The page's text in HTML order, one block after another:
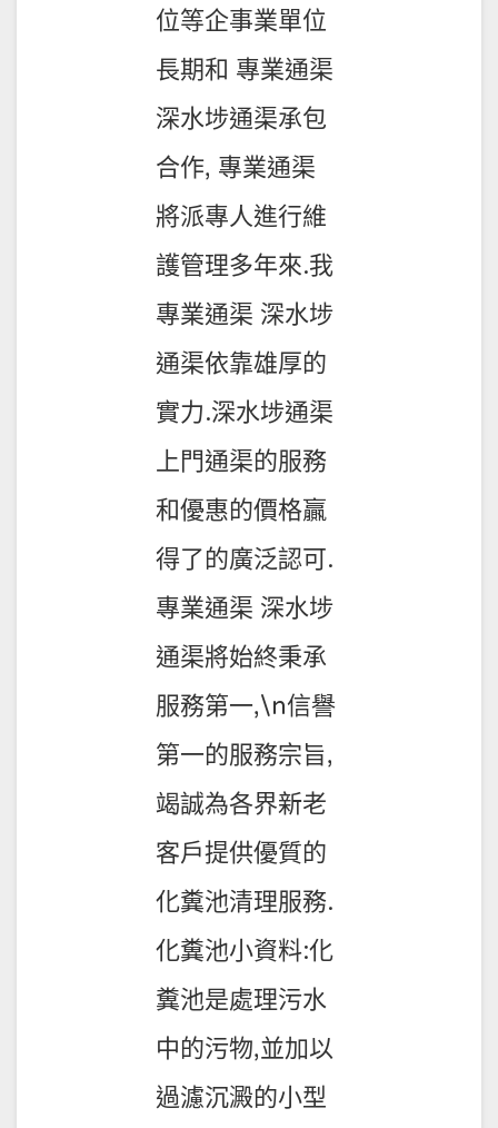
位等企事業單位
長期和 專業通渠
深水埗通渠承包
合作, 專業通渠
將派專人進行維
護管理多年來.我
專業通渠 深水埗
通渠依靠雄厚的
實力.深水埗通渠
上門通渠的服務
和優惠的價格贏
得了的廣泛認可.
專業通渠 深水埗
通渠將始終秉承
服務第一,\n信譽
第一的服務宗旨,
竭誠為各界新老
客戶提供優質的
化糞池清理服務.
化糞池小資料:化
糞池是處理污水
中的污物,並加以
過濾沉澱的小型